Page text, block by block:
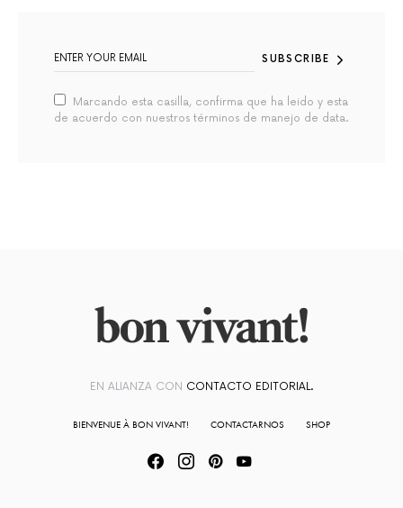
SUBSCRIBE
Marcando esta casilla, confirma que ha leido y esta
de acuerdo con nuestros términos de manejo de data.
EN ALIANZA CON CONTACTO EDITORIAL.
BIENVENUE À BON VIVANT! CONTACTARNOS SHOP